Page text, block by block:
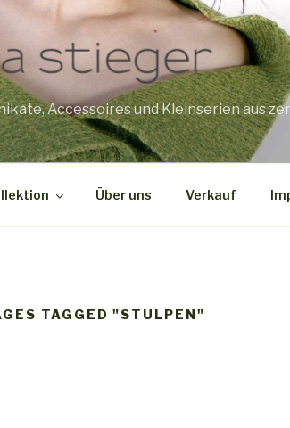
Accessoires und Kleinserien aus
Über uns Verkauf
TAGGED "STULPEN"